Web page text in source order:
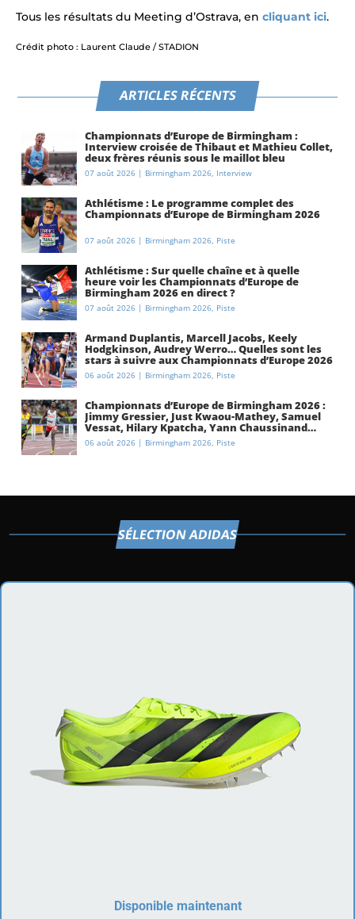
Tous les résultats du Meeting d’Ostrava, en cliquant ici.
Crédit photo : Laurent Claude / STADION
ARTICLES RÉCENTS
Championnats d’Europe de Birmingham :
Interview croisée de Thibaut et Mathieu Collet,
deux frères réunis sous le maillot bleu
07 août 2026 | Birmingham 2026, Interview
Athlétisme : Le programme complet des
Championnats d’Europe de Birmingham 2026
07 août 2026 | Birmingham 2026, Piste
Athlétisme : Sur quelle chaîne et à quelle
heure voir les Championnats d’Europe de
Birmingham 2026 en direct ?
07 août 2026 | Birmingham 2026, Piste
Armand Duplantis, Marcell Jacobs, Keely
Hodgkinson, Audrey Werro… Quelles sont les
stars à suivre aux Championnats d’Europe 2026
à Birmingham ?
06 août 2026 | Birmingham 2026, Piste
Championnats d’Europe de Birmingham 2026 :
Jimmy Gressier, Just Kwaou-Mathey, Samuel
Vessat, Hilary Kpatcha, Yann Chaussinand…
Présentation de l’équipe de France
d’athlétisme
06 août 2026 | Birmingham 2026, Piste
SÉLECTION ADIDAS
Disponible maintenant